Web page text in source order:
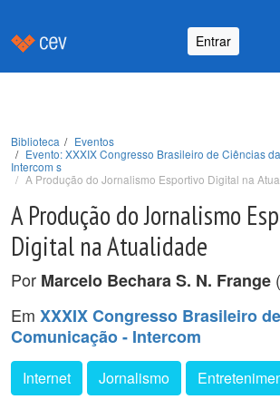
Entrar
Biblioteca
Eventos
Evento: XXXIX Congresso Brasileiro de Ciências
Intercom s
A Produção do Jornalismo Esportivo Digital na
A Produção do Jornalismo
Digital na Atualidade
Por Marcelo Bechara S. N. Frange
Em XXXIX Congresso Brasileiro
Comunicação - Intercom
Internet Jornalismo